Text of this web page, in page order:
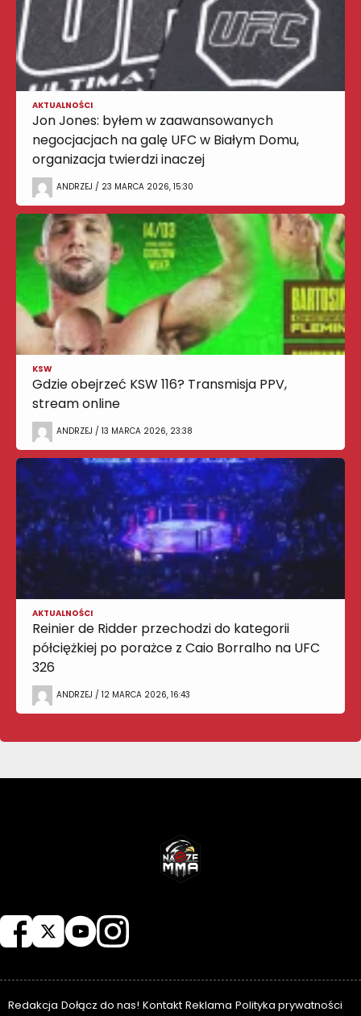
AKTUALNOŚCI
Jon Jones: byłem w zaawansowanych
negocjacjach na galę UFC w Białym Domu,
organizacja twierdzi inaczej
ANDRZEJ / 23 MARCA 2026, 15:30
KSW
Gdzie obejrzeć KSW 116? Transmisja PPV,
stream online
ANDRZEJ / 13 MARCA 2026, 23:38
AKTUALNOŚCI
Reinier de Ridder przechodzi do kategorii
półciężkiej po porażce z Caio Borralho na UFC
326
ANDRZEJ / 12 MARCA 2026, 16:43
Redakcja Dołącz do nas! Kontakt Reklama Polityka prywatności